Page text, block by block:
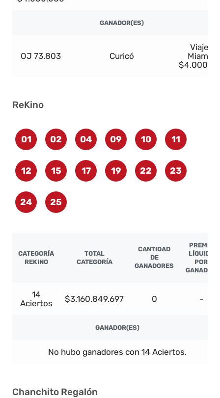
GANADOR(ES)
OJ 73.803 Curicó
Viaje a
Miami o
ReKino
01 02 04 09 10 11
12 15 17 19 22 23
24 25
CATEGORÍA
REKINO
TOTAL
CATEGORÍA
CANTIDAD
DE
GANADORES
PREMIO
LÍQUIDO
POR
GANADOR
14
Aciertos
$3.160.849.697 0 -
GANADOR(ES)
No hubo ganadores con 14 Aciertos.
Chanchito Regalón